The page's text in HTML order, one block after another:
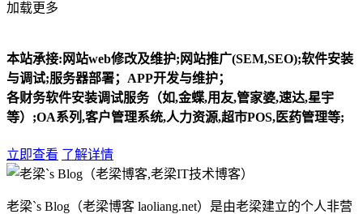
加载更多
本站承接:网站web修改及维护;网站推广(SEM,SEO);软件安装
与调试;服务器部署；APP开发与维护；
各财务软件安装调试服务（如,金蝶,用友,管家婆,速达,星宇
等）;OA系列,客户管理系统,人力资源,超市POS,医药管理等;
立即查看 了解详情
老梁`s Blog（老梁博客 laoliang.net）是由老梁建立的个人非营